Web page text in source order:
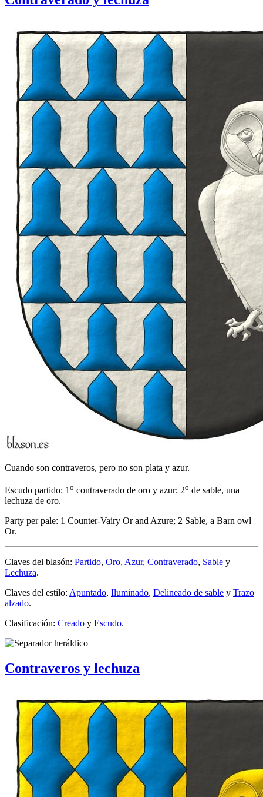
Cuando son contraveros, pero no son plata y azur.
Escudo partido: 1o contraverado de oro y azur; 2o de sable, una
lechuza de oro.
Party per pale: 1 Counter-Vairy Or and Azure; 2 Sable, a Barn owl
Or.
Claves del blasón: Partido, Oro, Azur, Contraverado, Sable y
Lechuza.
Claves del estilo: Apuntado, Iluminado, Delineado de sable y Trazo
alzado.
Clasificación: Creado y Escudo.
Contraveros y lechuza